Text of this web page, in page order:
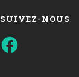
SUIVEZ-NOUS
Facebook